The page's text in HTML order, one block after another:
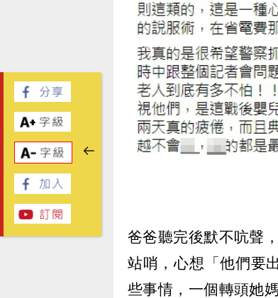
爸爸聽完後默不吭聲
站哨，心想「他們要
些事情，一個轉頭她